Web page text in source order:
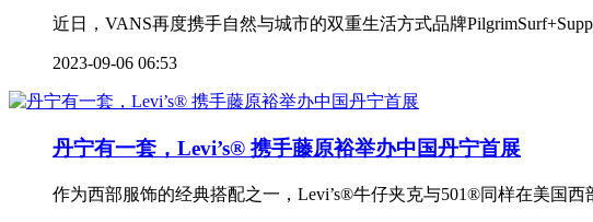
近日，VANS再度携手自然与城市的双重生活方式品牌
2023-09-06 06:53
丹宁有一套，Levi’s® 携手藤原裕举办中国丹宁首展
作为西部服饰的经典搭配之一，Levi’s®牛仔夹克与501®同样在美国